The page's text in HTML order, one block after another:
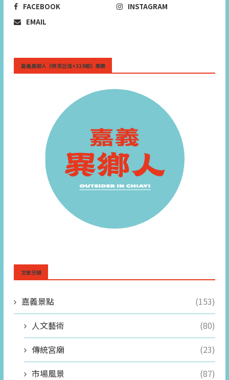
FACEBOOK
INSTAGRAM
EMAIL
嘉義異鄉人《微笑台灣+319鄉》專欄
文章分類
嘉義景點
(153)
人文藝術
(80)
傳統宮廟
(23)
市場風景
(87)